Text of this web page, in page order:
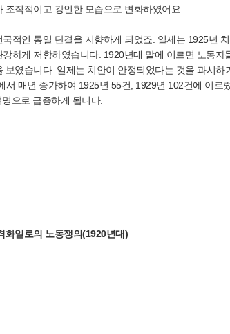
직적이고 강인한 모습으로 변화하였어요.
적인 통일 단결을 지향하게 되었죠. 일제는 1925년
하게 저항하였습니다. 1920년대 말에 이르면 노동
보였습니다. 일제는 치안이 안정되었다는 것을 과시
서 매년 증가하여 1925년 55건, 1929년 102건에 이르
으로 급증하게 됩니다.
화일로의 노동쟁의(1920년대)